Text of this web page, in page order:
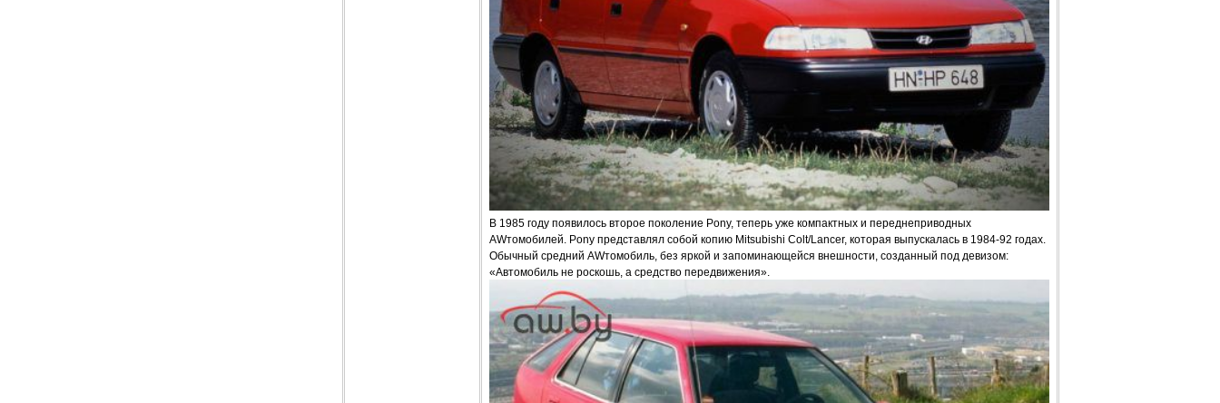
В 1985 году появилось второе поколение Pony, теперь уже компактных и переднеприводных
AWтомобилей. Pony представлял собой копию Mitsubishi Colt/Lancer, которая выпускалась в 1984-92 годах.
Обычный средний AWтомобиль, без яркой и запоминающейся внешности, созданный под девизом:
«Автомобиль не роскошь, а средство передвижения».